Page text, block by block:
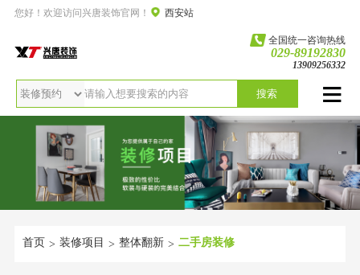
您好！欢迎访问兴唐装饰官网！ 西安站
全国统一咨询热线
029-89192830
13909256332
搜索
首页 > 装修项目 > 整体翻新 > 二手房装修